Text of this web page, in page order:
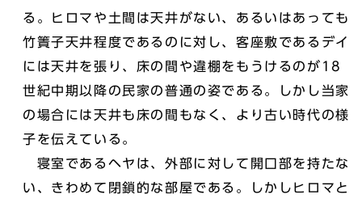
る。ヒロマや土間は天井がない、あるいはあっても
竹簀子天井程度であるのに対し、客座敷であるデイ
には天井を張り、床の間や違棚をもうけるのが18
世紀中期以降の民家の普通の姿である。しかし当家
の場合には天井も床の間もなく、より古い時代の様
子を伝えている。
寝室であるヘヤは、外部に対して開口部を持たな
い、きわめて閉鎖的な部屋である。しかしヒロマと